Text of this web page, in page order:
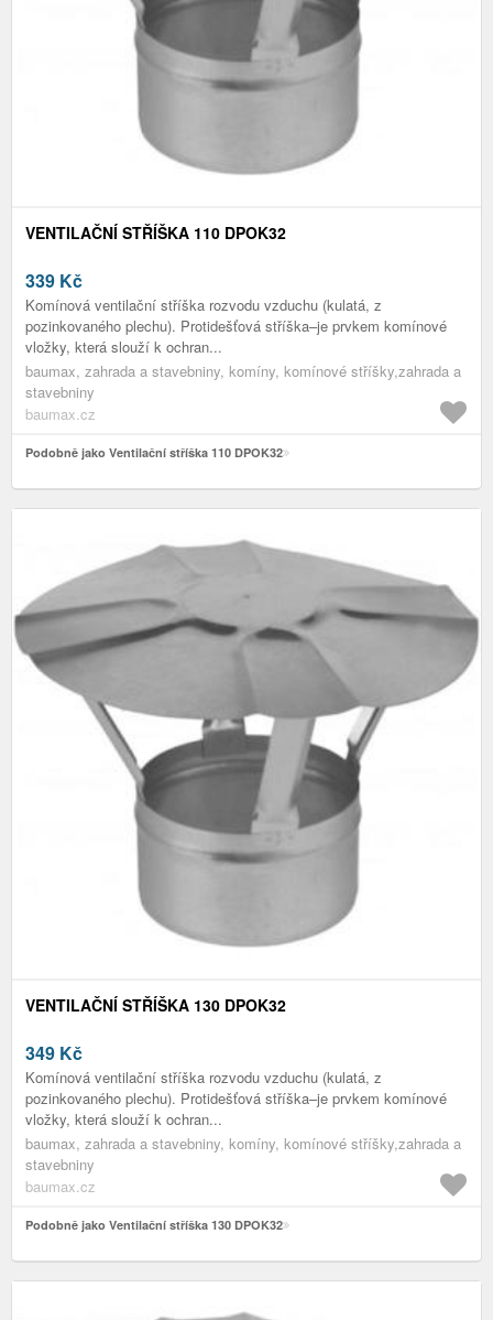
VENTILAČNÍ STŘÍŠKA 110 DPOK32
339 Kč
Komínová ventilační stříška rozvodu vzduchu (kulatá, z
pozinkovaného plechu). Protidešťová stříška–je prvkem komínové
vložky, která slouží k ochran...
baumax, zahrada a stavebniny, komíny, komínové stříšky,zahrada a
stavebniny
baumax.cz
Podobně jako Ventilační stříška 110 DPOK32
VENTILAČNÍ STŘÍŠKA 130 DPOK32
349 Kč
Komínová ventilační stříška rozvodu vzduchu (kulatá, z
pozinkovaného plechu). Protidešťová stříška–je prvkem komínové
vložky, která slouží k ochran...
baumax, zahrada a stavebniny, komíny, komínové stříšky,zahrada a
stavebniny
baumax.cz
Podobně jako Ventilační stříška 130 DPOK32